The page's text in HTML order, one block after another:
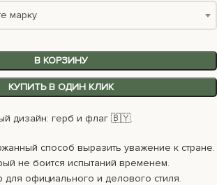
марку
В КОРЗИНУ
КУПИТЬ В ОДИН КЛИК
дизайн: герб и флаг 🇧🇾.
способ выразить уважение к стране.
не боится испытаний временем.
официального и делового стиля.